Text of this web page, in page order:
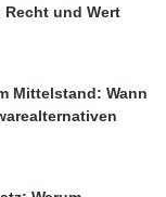
als
zu bleiben – das
Standards in der
Recht und Wert
Mittelstand: Wann